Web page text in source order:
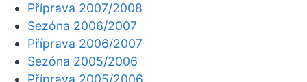
Příprava 2007/2008
Sezóna 2006/2007
Příprava 2006/2007
Sezóna 2005/2006
Příprava 2005/2006